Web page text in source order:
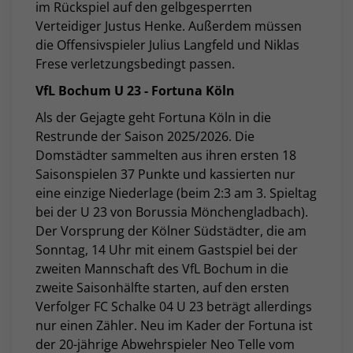
im Rückspiel auf den gelbgesperrten
Verteidiger Justus Henke. Außerdem müssen
die Offensivspieler Julius Langfeld und Niklas
Frese verletzungsbedingt passen.
VfL Bochum U 23 - Fortuna Köln
Als der Gejagte geht Fortuna Köln in die
Restrunde der Saison 2025/2026. Die
Domstädter sammelten aus ihren ersten 18
Saisonspielen 37 Punkte und kassierten nur
eine einzige Niederlage (beim 2:3 am 3. Spieltag
bei der U 23 von Borussia Mönchengladbach).
Der Vorsprung der Kölner Südstädter, die am
Sonntag, 14 Uhr mit einem Gastspiel bei der
zweiten Mannschaft des VfL Bochum in die
zweite Saisonhälfte starten, auf den ersten
Verfolger FC Schalke 04 U 23 beträgt allerdings
nur einen Zähler. Neu im Kader der Fortuna ist
der 20-jährige Abwehrspieler Neo Telle vom